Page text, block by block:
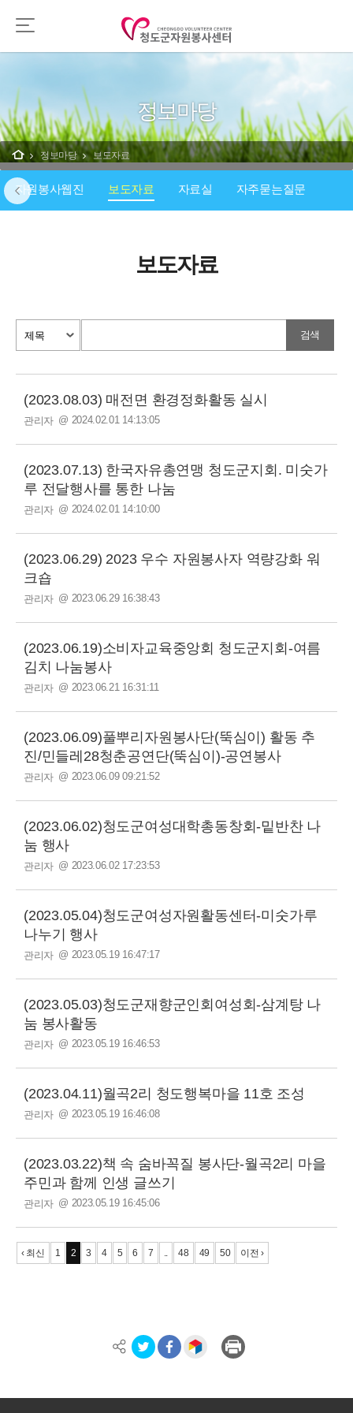
정보마당
정보마당 보도자료
자원봉사웹진 보도자료 자료실 자주묻는질문
보도자료
검색
(2023.08.03) 매전면 환경정화활동 실시
관리자 @ 2024.02.01 14:13:05
(2023.07.13) 한국자유총연맹 청도군지회. 미숫가
루 전달행사를 통한 나눔
관리자 @ 2024.02.01 14:10:00
(2023.06.29) 2023 우수 자원봉사자 역량강화 워
크숍
관리자 @ 2023.06.29 16:38:43
(2023.06.19)소비자교육중앙회 청도군지회-여름
김치 나눔봉사
관리자 @ 2023.06.21 16:31:11
(2023.06.09)풀뿌리자원봉사단(뚝심이) 활동 추
진/민들레28청춘공연단(뚝심이)-공연봉사
관리자 @ 2023.06.09 09:21:52
(2023.06.02)청도군여성대학총동창회-밑반찬 나
눔 행사
관리자 @ 2023.06.02 17:23:53
(2023.05.04)청도군여성자원활동센터-미숫가루
나누기 행사
관리자 @ 2023.05.19 16:47:17
(2023.05.03)청도군재향군인회여성회-삼계탕 나
눔 봉사활동
관리자 @ 2023.05.19 16:46:53
(2023.04.11)월곡2리 청도행복마을 11호 조성
관리자 @ 2023.05.19 16:46:08
(2023.03.22)책 속 숨바꼭질 봉사단-월곡2리 마을
주민과 함께 인생 글쓰기
관리자 @ 2023.05.19 16:45:06
‹ 최신 1 2 3 4 5 6 7 .. 48 49 50 이전 ›